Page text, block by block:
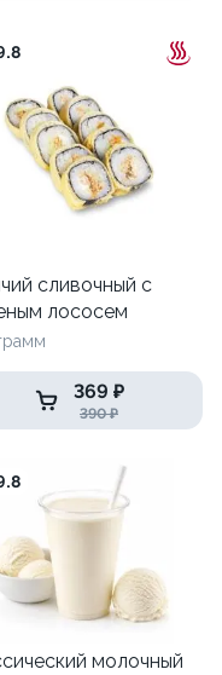
сливочный с
лососем
369 ₽
390 ₽
молочный